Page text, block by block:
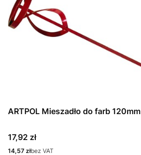
ARTPOL Mieszadło do farb 120mm
Cena
17,92 zł
Cena
14,57 złbez VAT